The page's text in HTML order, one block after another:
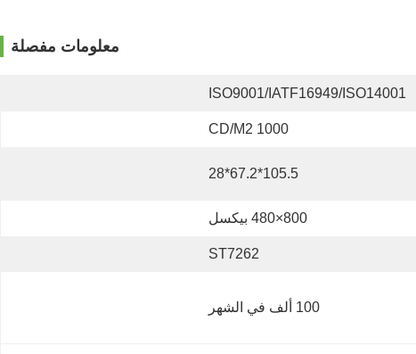
معلومات مفصلة
ISO9001/IATF16949/ISO14001
1000 CD/M2
105.5*67.2*28
800×480 بيكسل
ST7262
100 ألف في الشهر